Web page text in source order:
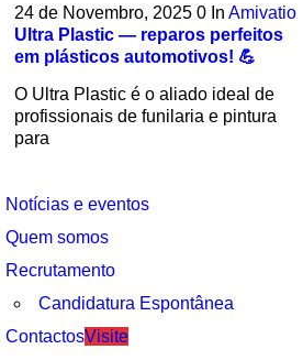
24 de Novembro, 2025 0 In Amivatio
Ultra Plastic — reparos perfeitos
em plásticos automotivos! 💪
O Ultra Plastic é o aliado ideal de
profissionais de funilaria e pintura
para
Notícias e eventos
Quem somos
Recrutamento
Candidatura Espontânea
ContactosVisite